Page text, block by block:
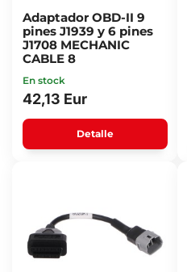
Adaptador OBD-II 9
pines J1939 y 6 pines
J1708 MECHANIC
CABLE 8
En stock
42,13 Eur
Detalle